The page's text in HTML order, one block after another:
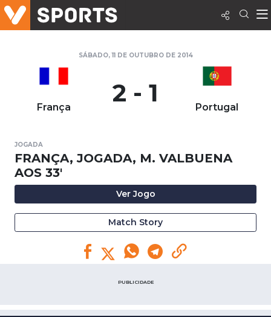
SÁBADO, 11 DE OUTUBRO DE 2014
França 2 - 1 Portugal
JOGADA
FRANÇA, JOGADA, M. VALBUENA
AOS 33'
Ver Jogo
Match Story
PUBLICIDADE